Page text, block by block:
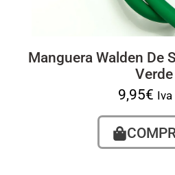
Manguera Walden De
Verde
9,95€